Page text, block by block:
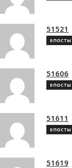
51521
0 ПОСТЫ
51606
0 ПОСТЫ
51611
0 ПОСТЫ
51619